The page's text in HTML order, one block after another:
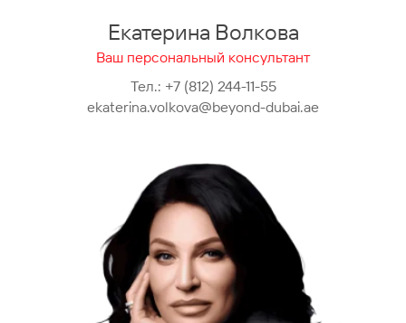
Екатерина Волкова
Ваш персональный консультант
Тел.: +7 (812) 244-11-55
ekaterina.volkova@beyond-dubai.ae